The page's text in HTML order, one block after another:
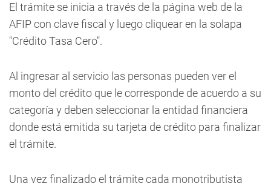
El trámite se inicia a través de la página web de la
AFIP con clave fiscal y luego cliquear en la solapa
"Crédito Tasa Cero".
Al ingresar al servicio las personas pueden ver el
monto del crédito que le corresponde de acuerdo a su
categoría y deben seleccionar la entidad financiera
donde está emitida su tarjeta de crédito para finalizar
el trámite.
Una vez finalizado el trámite cada monotributista